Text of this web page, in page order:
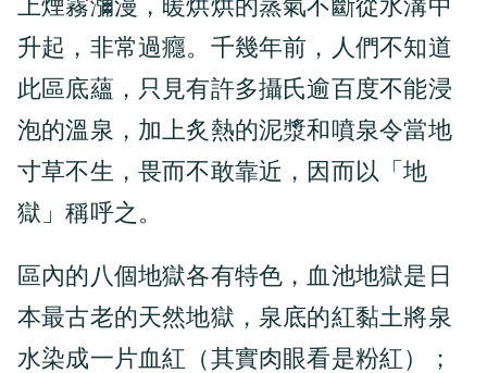
上煙霧瀰漫，暖烘烘的蒸氣不斷從水溝中
升起，非常過癮。千幾年前，人們不知道
此區底蘊，只見有許多攝氏逾百度不能浸
泡的溫泉，加上炙熱的泥漿和噴泉令當地
寸草不生，畏而不敢靠近，因而以「地
獄」稱呼之。
區內的八個地獄各有特色，血池地獄是日
本最古老的天然地獄，泉底的紅黏土將泉
水染成一片血紅（其實肉眼看是粉紅）；